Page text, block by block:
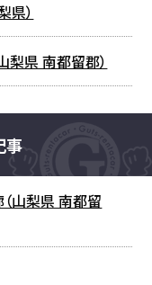
県）
梨県 南都留郡）
事
（山梨県 南都留